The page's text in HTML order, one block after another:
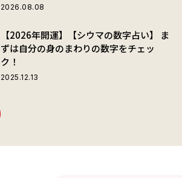
2026.08.08
【2026年開運】【シウマの数字占い】 ま
ずは自分の身のまわりの数字をチェッ
ク！
2025.12.13